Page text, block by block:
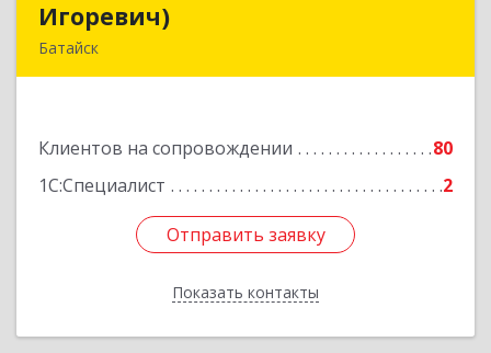
Игоревич)
Батайск
Клиентов на сопровождении
80
1С:Специалист
2
Отправить заявку
Показать контакты
Подробнее
Отправить заявку
Назад